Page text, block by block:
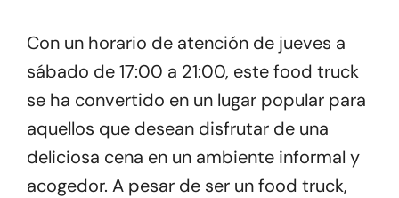
Con un horario de atención de jueves a
sábado de 17:00 a 21:00, este food truck
se ha convertido en un lugar popular para
aquellos que desean disfrutar de una
deliciosa cena en un ambiente informal y
acogedor. A pesar de ser un food truck,